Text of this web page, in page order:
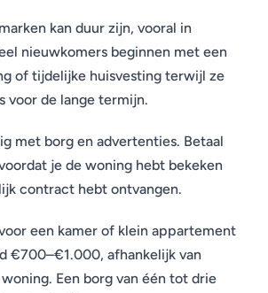
kan duur zijn, vooral in
nieuwkomers beginnen met een
of tijdelijke huisvesting terwijl ze
voor de lange termijn.
met borg en advertenties. Betaal
je de woning hebt bekeken
contract hebt ontvangen.
een kamer of klein appartement
€700–€1.000, afhankelijk van
Een borg van één tot drie